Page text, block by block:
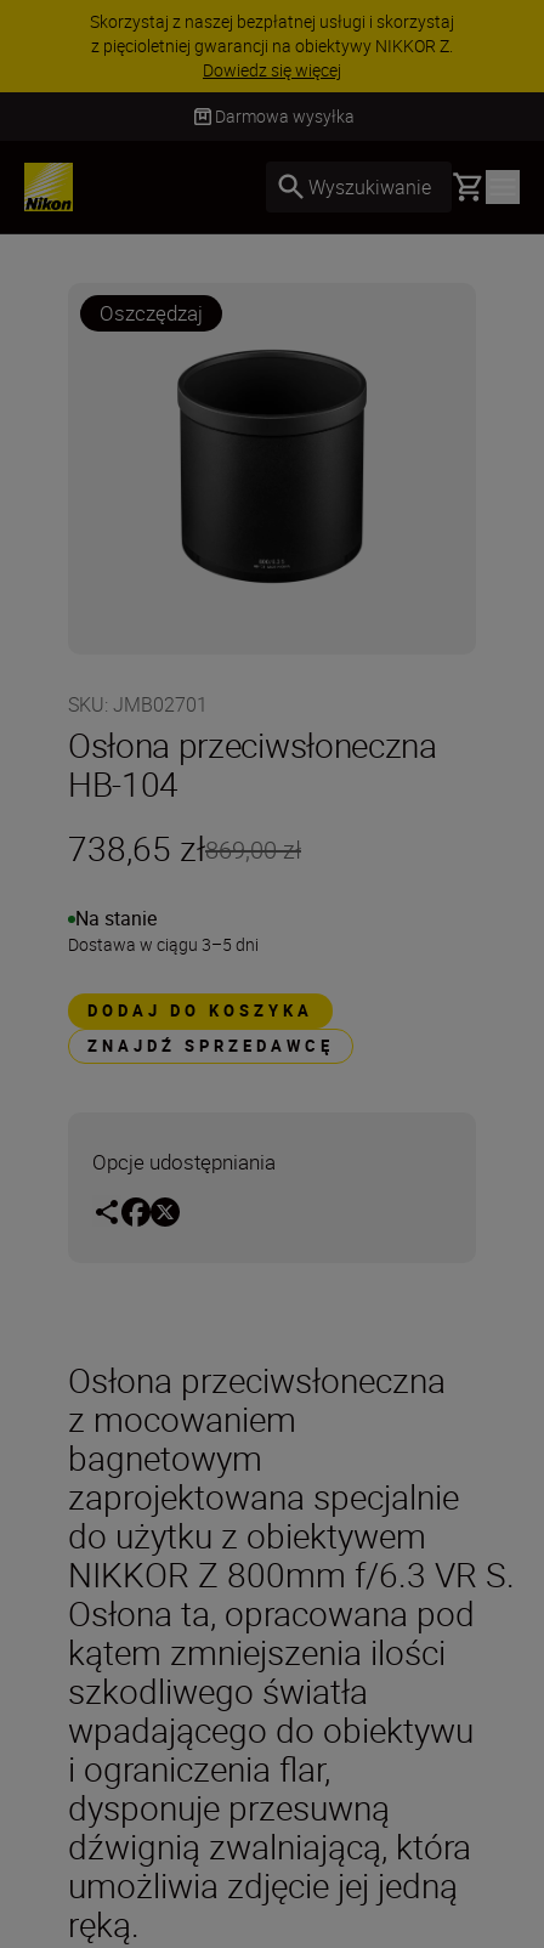
Skorzystaj z naszej bezpłatnej usługi i skorzystaj
z pięcioletniej gwarancji na obiektywy NIKKOR Z.
Dowiedz się więcej
Darmowa wysyłka
Wyszukiwanie Basket
Oszczędzaj
SKU: JMB02701
Osłona przeciwsłoneczna
HB-104
738,65 zł869,00 zł
Na stanie
Dostawa w ciągu 3–5 dni
DODAJ DO KOSZYKA
ZNAJDŹ SPRZEDAWCĘ
Opcje udostępniania
Osłona przeciwsłoneczna
z mocowaniem
bagnetowym
zaprojektowana specjalnie
do użytku z obiektywem
NIKKOR Z 800mm f/6.3 VR S.
Osłona ta, opracowana pod
kątem zmniejszenia ilości
szkodliwego światła
wpadającego do obiektywu
i ograniczenia flar,
dysponuje przesuwną
dźwignią zwalniającą, która
umożliwia zdjęcie jej jedną
ręką.